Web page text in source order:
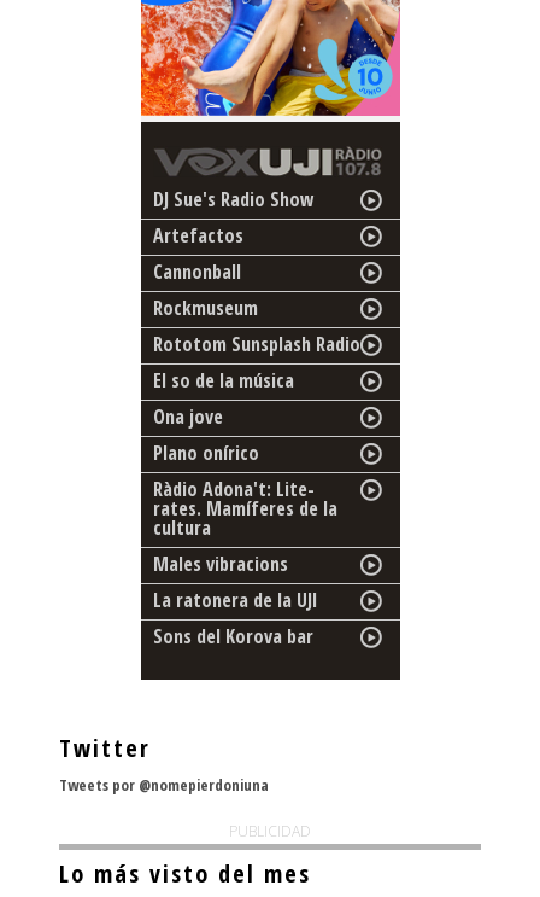
DJ Sue's Radio Show
Artefactos
Cannonball
Rockmuseum
Rototom Sunsplash Radio
El so de la música
Ona jove
Plano onírico
Ràdio Adona't: Lite-
rates. Mamíferes de la
cultura
Males vibracions
La ratonera de la UJI
Sons del Korova bar
Twitter
Tweets por @nomepierdoniuna
PUBLICIDAD
Lo más visto del mes